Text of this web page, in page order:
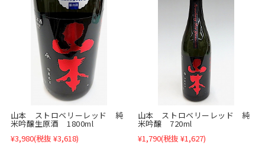
山本 ストロベリーレッド 純
米吟醸生原酒 1800ml
¥3,980(税抜 ¥3,618)
山本 ストロベリーレッド 純
米吟醸 720ml
¥1,790(税抜 ¥1,627)